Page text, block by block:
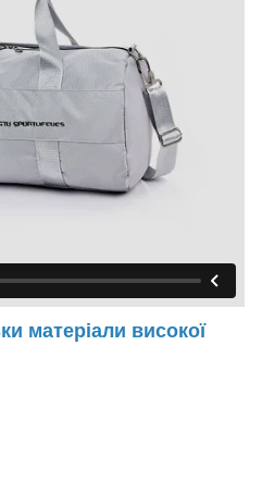
матеріали високої